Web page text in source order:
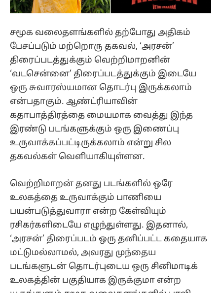
சமூக வலைதளங்களில் தற்போது அதிகம்
பேசப்படும் மற்றொரு தகவல், ‘அரசன்’
திரைப்படத்துக்கும் வெற்றிமாறனின்
‘வடசென்னை’ திரைப்படத்துக்கும் இடையே
ஒரு சுவாரஸ்யமான தொடர்பு இருக்கலாம்
என்பதாகும். ஆண்ட்ரியாவின்
கதாபாத்திரத்தை மையமாக வைத்து இந்த
இரண்டு படங்களுக்கும் ஒரு இணைப்பு
உருவாக்கப்பட்டிருக்கலாம் என்று சில
தகவல்கள் வெளியாகியுள்ளன.
வெற்றிமாறன் தனது படங்களில் ஒரே
உலகத்தை உருவாக்கும் பாணியை
பயன்படுத்துவாரா என்ற கேள்வியும்
ரசிகர்களிடையே எழுந்துள்ளது. இதனால்,
‘அரசன்’ திரைப்படம் ஒரு தனிப்பட்ட கதையாக
மட்டுமல்லாமல், அவரது முந்தைய
படங்களுடன் தொடர்புடைய ஒரு சினிமாடிக்
உலகத்தின் பகுதியாக இருக்குமா என்ற